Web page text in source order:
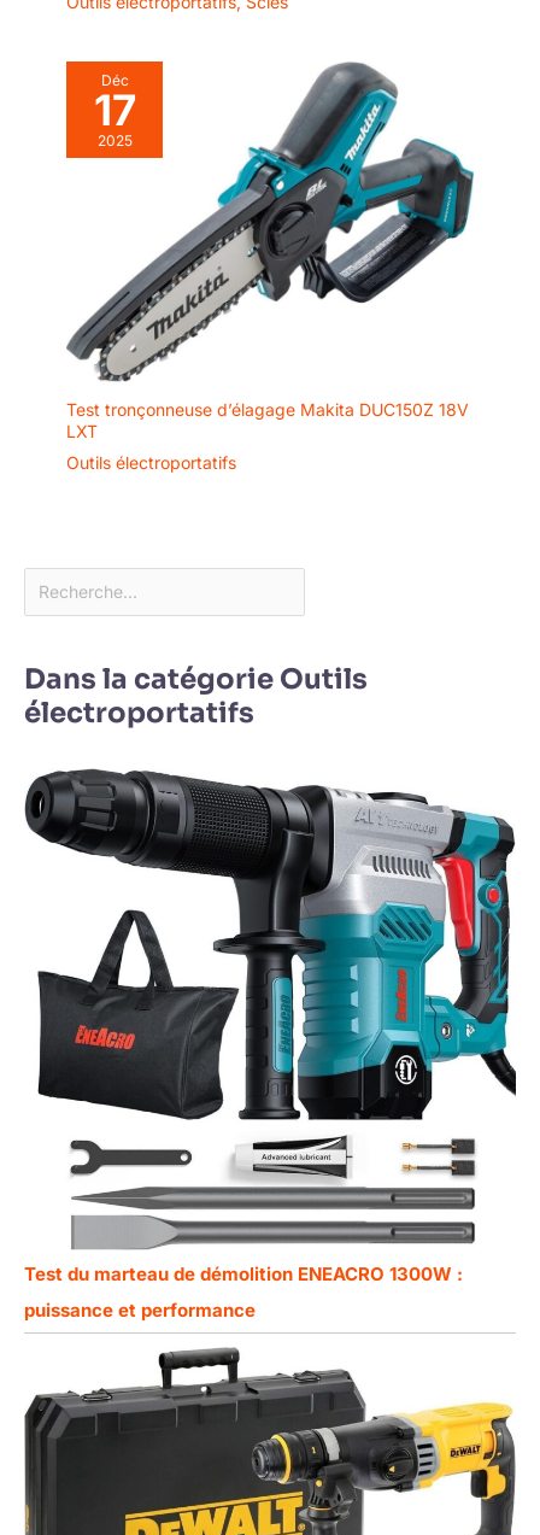
Déc
17
2025
Test tronçonneuse d’élagage Makita DUC150Z 18V
LXT
Outils électroportatifs
Dans la catégorie Outils
électroportatifs
Test du marteau de démolition ENEACRO 1300W :
puissance et performance